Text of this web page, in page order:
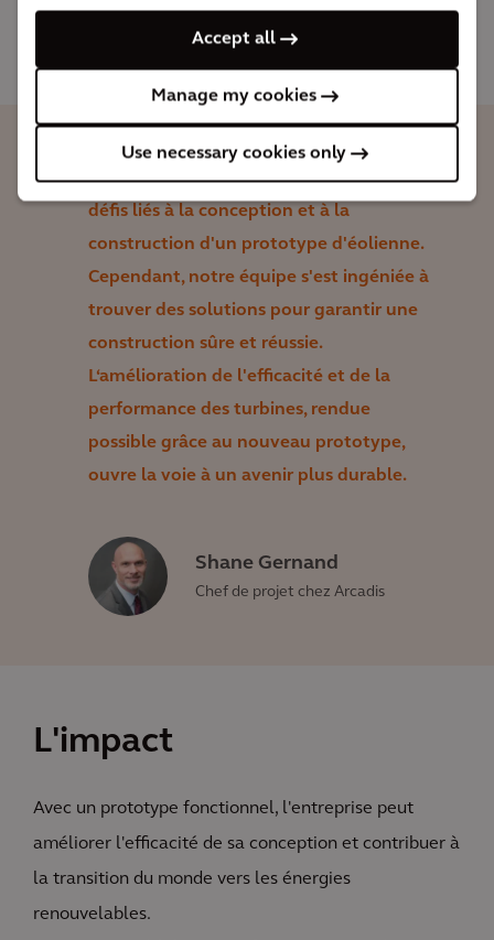
Accept all
Manage my cookies
Use necessary cookies only
projet dans des conditions particulièrement difficiles.
La pandémie est venue exacerber les
défis liés à la conception et à la
construction d'un prototype d'éolienne.
Cependant, notre équipe s'est ingéniée à
trouver des solutions pour garantir une
construction sûre et réussie.
L‘amélioration de l'efficacité et de la
performance des turbines, rendue
possible grâce au nouveau prototype,
ouvre la voie à un avenir plus durable.
Shane Gernand
Chef de projet chez Arcadis
L'impact
Avec un prototype fonctionnel, l'entreprise peut
améliorer l'efficacité de sa conception et contribuer à
la transition du monde vers les énergies
renouvelables.